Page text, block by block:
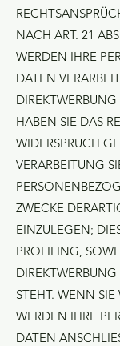
NACH ART. 21
WERDEN IHRE
DATEN
HABEN SIE DAS
WIDERSPRUCH
VERARBEITUNG
ZWECKE
EINZULEGEN;
PROFILING,
STEHT. WENN SIE
WERDEN IHRE
DATEN